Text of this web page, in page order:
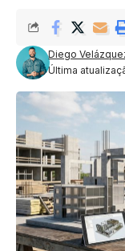
Última
Diego